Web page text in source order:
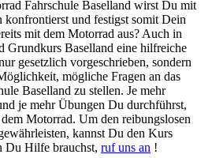
Fahrschule Baselland wirst Du mit
konfrontierst und festigst somit Dein
mit dem Motorrad aus? Auch in
Grundkurs Baselland eine hilfreiche
gesetzlich vorgeschrieben, sondern
mögliche Fragen an das
Baselland zu stellen. Je mehr
je mehr Übungen Du durchführst,
Motorrad. Um den reibungslosen
kannst Du den Kurs
Du Hilfe brauchst, ruf uns an !